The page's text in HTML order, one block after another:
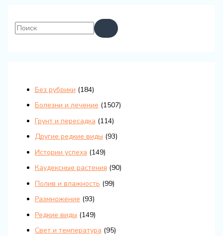
Без рубрики (184)
Болезни и лечение (1507)
Грунт и пересадка (114)
Другие редкие виды (93)
Истории успеха (149)
Каудексные растения (90)
Полив и влажность (99)
Размножение (93)
Редкие виды (149)
Свет и температура (95)